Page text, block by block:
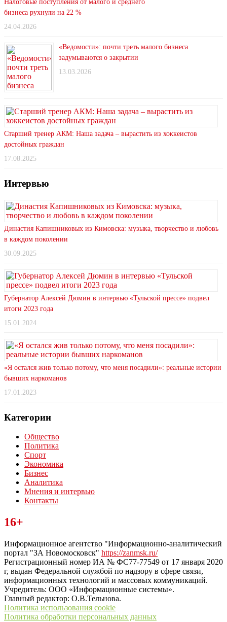
Налоговые поступления от малого и среднего
бизнеса рухнули на 22 %
24.04.2026
«Ведомости»: почти треть малого бизнеса
задумываются о закрытии
13.03.2026
Старший тренер АКМ: Наша задача – вырастить из хоккеистов
достойных граждан
17.08.2025
Интервью
Династия Капишниковых из Кимовска: музыка, творчество и любовь
в каждом поколении
30.09.2025
Губернатор Алексей Дюмин в интервью «Тульской прессе» подвел
итоги 2023 года
15.01.2024
«Я остался жив только потому, что меня посадили»: реальные истории
бывших наркоманов
17.01.2023
Категории
Общество
Политика
Спорт
Экономика
Бизнес
Аналитика
Мнения и интервью
Контакты
Читайте последние новости дня в Тульской области на сайте
“ЗаНовомосковск”
16+
Информационное агентство "Информационно-аналитический
портал "ЗА Новомосковск" https://zanmsk.ru/
Регистрационный номер ИА № ФС77-77549 от 17 января 2020
г, выдан Федеральной службой по надзору в сфере связи,
информационных технологий и массовых коммуникаций.
Учредитель: ООО «Информационные системы».
Главный редактор: О.В.Тельнова.
Политика использования cookie
Политика обработки персональных данных